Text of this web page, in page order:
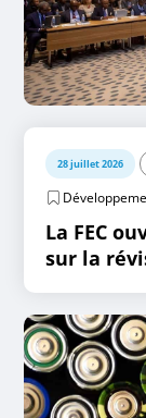
28 juillet 2026
La FEC
sur la